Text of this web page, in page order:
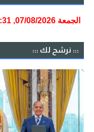
::: نرشح لك :::